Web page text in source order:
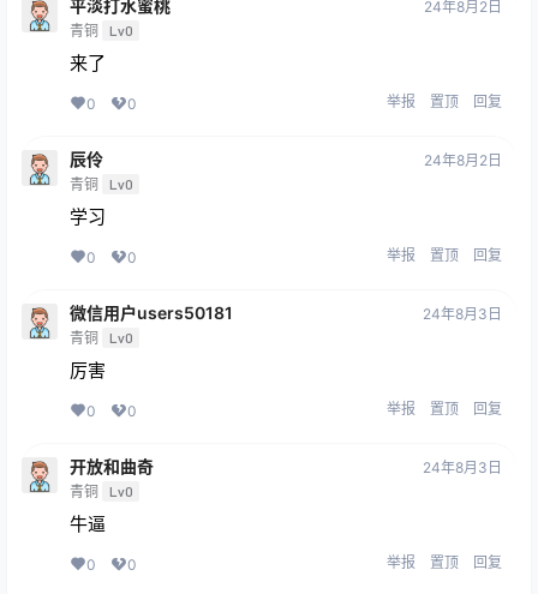
平淡打水蜜桃
青铜 Lv0
24年8月2日
来了
0 0 举报 置顶 回复
辰伶
青铜 Lv0
24年8月2日
学习
0 0 举报 置顶 回复
微信用户users50181
青铜 Lv0
24年8月3日
厉害
0 0 举报 置顶 回复
开放和曲奇
青铜 Lv0
24年8月3日
牛逼
0 0 举报 置顶 回复